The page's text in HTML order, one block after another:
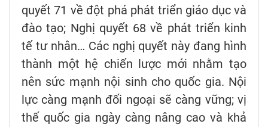
quyết 71 về đột phá phát triển giáo dục và
đào tạo; Nghị quyết 68 về phát triển kinh
tế tư nhân… Các nghị quyết này đang hình
thành một hệ chiến lược mới nhằm tạo
nên sức mạnh nội sinh cho quốc gia. Nội
lực càng mạnh đối ngoại sẽ càng vững; vị
thế quốc gia ngày càng nâng cao và khả